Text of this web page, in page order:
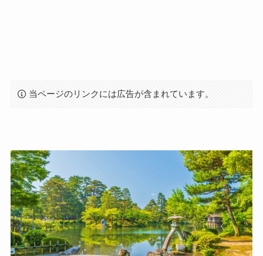
当ページのリンクには広告が含まれています。